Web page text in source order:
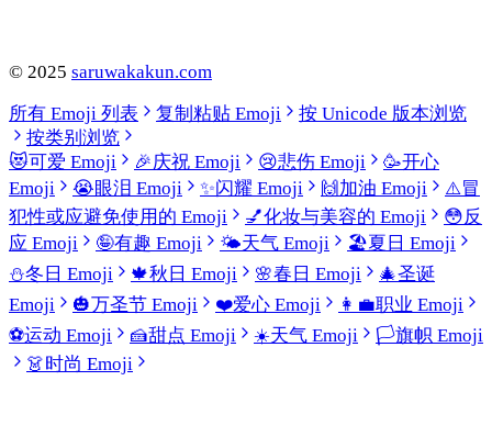
© 2025 saruwakakun.com
所有 Emoji 列表
复制粘贴 Emoji
按 Unicode 版本浏览
按类别浏览
😻可爱 Emoji 🎉庆祝 Emoji 😢悲伤 Emoji 🥳开心
Emoji
😭眼泪 Emoji ✨闪耀 Emoji 🙌加油 Emoji ⚠️冒
犯性或应避免使用的 Emoji
💅化妆与美容的 Emoji 😳反
应 Emoji
🤪有趣 Emoji 🌤️天气 Emoji 🏖️夏日 Emoji
⛄冬日 Emoji 🍁秋日 Emoji 🌸春日 Emoji 🎄圣诞
Emoji
🎃万圣节 Emoji ❤️爱心 Emoji 👩‍💼职业 Emoji
⚽运动 Emoji 🍰甜点 Emoji ☀️天气 Emoji 🏳️旗帜 Emoji
👗时尚 Emoji